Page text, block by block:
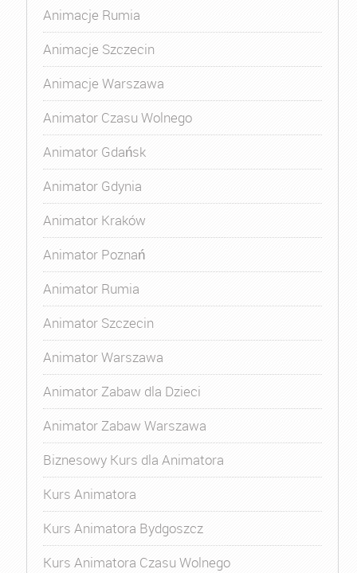
Animacje Rumia
Animacje Szczecin
Animacje Warszawa
Animator Czasu Wolnego
Animator Gdańsk
Animator Gdynia
Animator Kraków
Animator Poznań
Animator Rumia
Animator Szczecin
Animator Warszawa
Animator Zabaw dla Dzieci
Animator Zabaw Warszawa
Biznesowy Kurs dla Animatora
Kurs Animatora
Kurs Animatora Bydgoszcz
Kurs Animatora Czasu Wolnego